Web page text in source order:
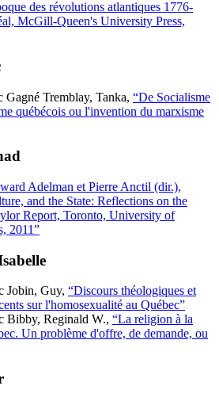
des révolutions atlantiques 1776-
McGill-Queen's University Press,
Tremblay, Tanka, “De Socialisme
québécois ou l'invention du marxisme
Adelman et Pierre Anctil (dir.),
and the State: Reflections on the
Report, Toronto, University of
2011”
Jobin, Guy, “Discours théologiques et
sur l'homosexualité au Québec”
Reginald W., “La religion à la
Un problème d'offre, de demande, ou